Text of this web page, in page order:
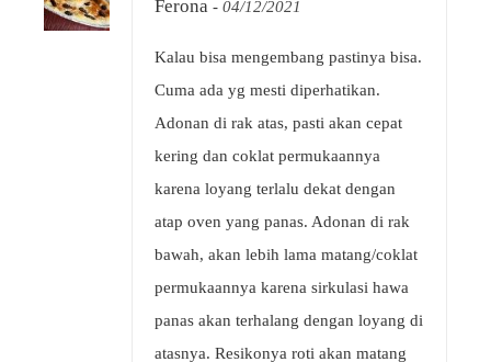
Ferona - 04/12/2021
Kalau bisa mengembang pastinya bisa.
Cuma ada yg mesti diperhatikan.
Adonan di rak atas, pasti akan cepat
kering dan coklat permukaannya
karena loyang terlalu dekat dengan
atap oven yang panas. Adonan di rak
bawah, akan lebih lama matang/coklat
permukaannya karena sirkulasi hawa
panas akan terhalang dengan loyang di
atasnya. Resikonya roti akan matang